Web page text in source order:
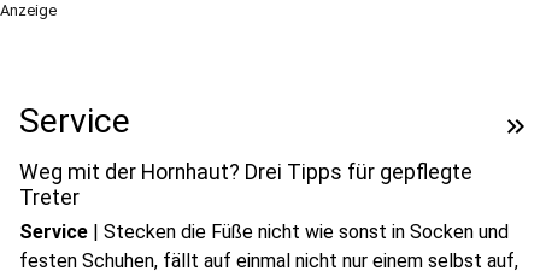
Anzeige
Service keyboard_double_arrow_right
Weg mit der Hornhaut? Drei Tipps für gepflegte
Treter
Service | Stecken die Füße nicht wie sonst in Socken und
festen Schuhen, fällt auf einmal nicht nur einem selbst auf,